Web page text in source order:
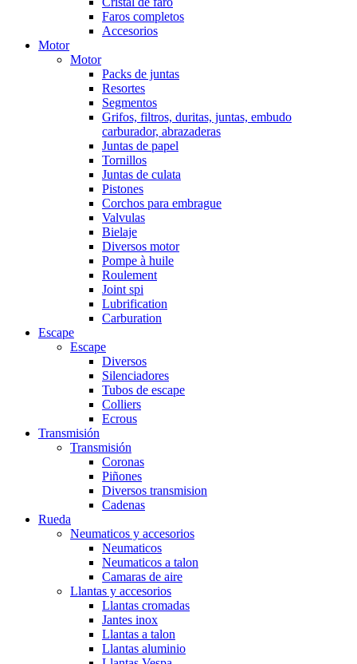
Faros completos
Accesorios
Motor
Motor
Packs de juntas
Resortes
Segmentos
Grifos, filtros, duritas, juntas, embudo
carburador, abrazaderas
Juntas de papel
Tornillos
Juntas de culata
Pistones
Corchos para embrague
Valvulas
Bielaje
Diversos motor
Pompe à huile
Roulement
Joint spi
Lubrification
Carburation
Escape
Escape
Diversos
Silenciadores
Tubos de escape
Colliers
Ecrous
Transmisión
Transmisión
Coronas
Piñones
Diversos transmision
Cadenas
Rueda
Neumaticos y accesorios
Neumaticos
Neumaticos a talon
Camaras de aire
Llantas y accesorios
Llantas cromadas
Jantes inox
Llantas a talon
Llantas aluminio